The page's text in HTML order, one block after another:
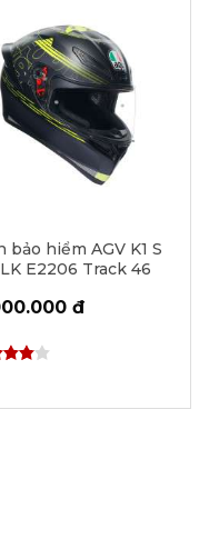
bảo hiểm AGV K1 S
E2206 Track 46
đ